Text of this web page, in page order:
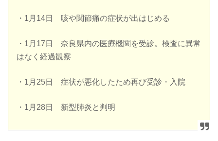
・1月14日 咳や関節痛の症状が出はじめる
・1月17日 奈良県内の医療機関を受診。検査に異常
はなく経過観察
・1月25日 症状が悪化したため再び受診・入院
・1月28日 新型肺炎と判明